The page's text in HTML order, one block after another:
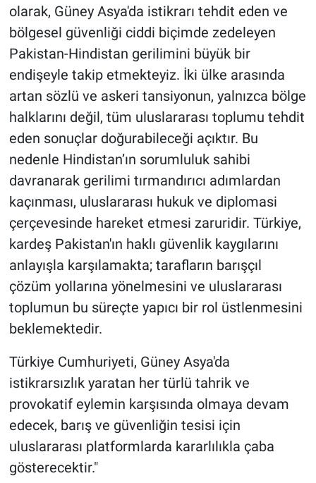
olarak, Güney Asya'da istikrarı tehdit eden ve
bölgesel güvenliği ciddi biçimde zedeleyen
Pakistan-Hindistan gerilimini büyük bir
endişeyle takip etmekteyiz. İki ülke arasında
artan sözlü ve askeri tansiyonun, yalnızca bölge
halklarını değil, tüm uluslararası toplumu tehdit
eden sonuçlar doğurabileceği açıktır. Bu
nedenle Hindistan’ın sorumluluk sahibi
davranarak gerilimi tırmandırıcı adımlardan
kaçınması, uluslararası hukuk ve diplomasi
çerçevesinde hareket etmesi zaruridir. Türkiye,
kardeş Pakistan'ın haklı güvenlik kaygılarını
anlayışla karşılamakta; tarafların barışçıl
çözüm yollarına yönelmesini ve uluslararası
toplumun bu süreçte yapıcı bir rol üstlenmesini
beklemektedir.
Türkiye Cumhuriyeti, Güney Asya'da
istikrarsızlık yaratan her türlü tahrik ve
provokatif eylemin karşısında olmaya devam
edecek, barış ve güvenliğin tesisi için
uluslararası platformlarda kararlılıkla çaba
gösterecektir."